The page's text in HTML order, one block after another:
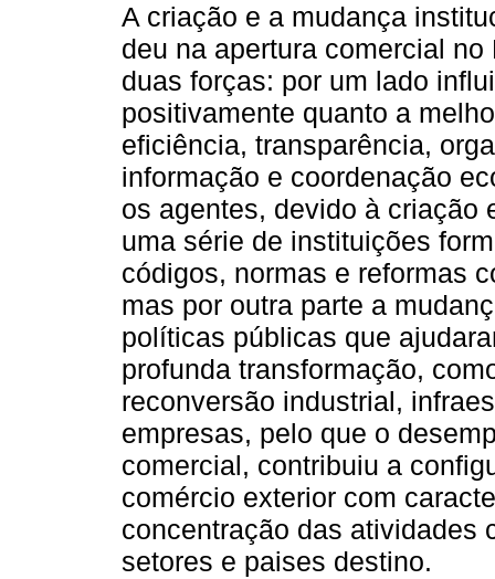
A criação e a mudança
deu na apertura comercial
duas forças: por um lado
positivamente quanto a
eficiência, transparência,
informação e coordenação
os agentes, devido à criação
uma série de instituições
códigos, normas e reformas
mas por outra parte a
políticas públicas que
profunda transformação,
reconversão industrial,
empresas, pelo que o
comercial, contribuiu a
comércio exterior com
concentração das atividades
setores e paises destino.